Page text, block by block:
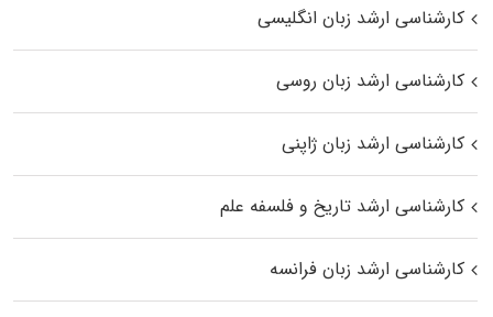
کارشناسی ارشد زبان انگلیسی
کارشناسی ارشد زبان روسی
کارشناسی ارشد زبان ژاپنی
کارشناسی ارشد تاریخ و فلسفه علم
کارشناسی ارشد زبان فرانسه